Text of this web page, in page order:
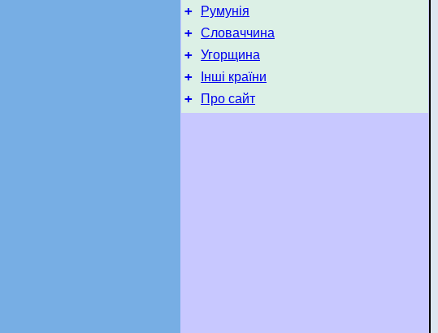
+ Румунія
+ Словаччина
+ Угорщина
+ Інші країни
+ Про сайт